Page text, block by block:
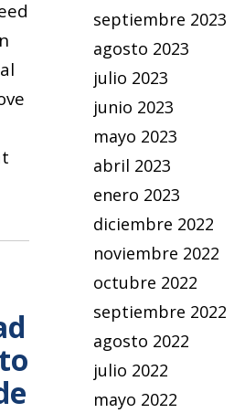
THE OTHER DRIVER IS
septiembre 2023
agosto 2023
julio 2023
junio 2023
mayo 2023
abril 2023
enero 2023
diciembre 2022
noviembre 2022
octubre 2022
septiembre 2022
agosto 2022
julio 2022
mayo 2022